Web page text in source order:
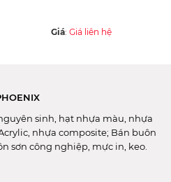
Giá: Giá liên hệ
sinh, hạt nhựa màu, nhựa
nhựa composite; Bán buôn
sơn công nghiệp, mực in, keo.